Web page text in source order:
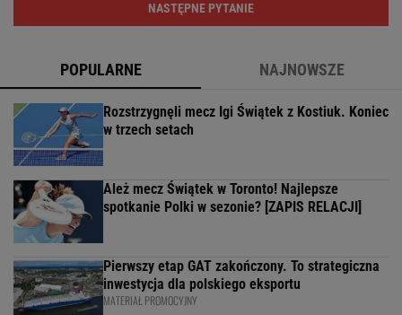
NASTĘPNE PYTANIE
POPULARNE NAJNOWSZE
Rozstrzygnęli mecz Igi Świątek z Kostiuk. Koniec
w trzech setach
Ależ mecz Świątek w Toronto! Najlepsze
spotkanie Polki w sezonie? [ZAPIS RELACJI]
Pierwszy etap GAT zakończony. To strategiczna
inwestycja dla polskiego eksportu
MATERIAŁ PROMOCYJNY